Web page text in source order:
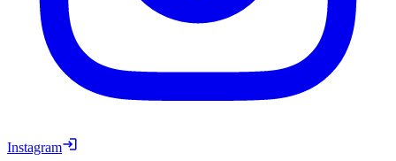
Instagram